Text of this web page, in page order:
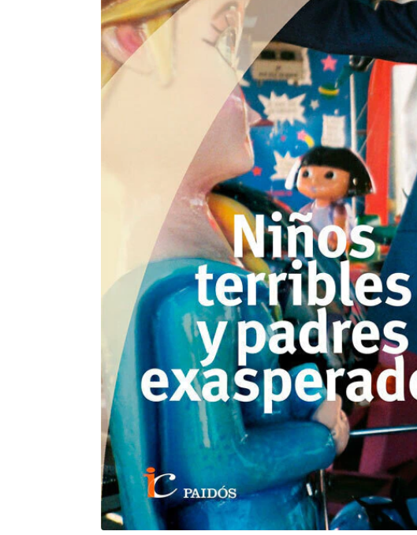
Formato: LIBROS
Editorial:
Paidos
Encuadernación:Tapa Blanda
Idioma:Español
ISBN:
9789501209488
Páginas:
248
Fecha Publicación:05/2025